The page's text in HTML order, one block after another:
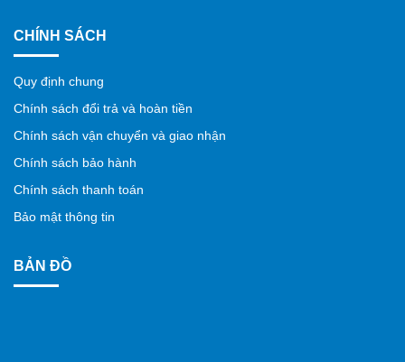
CHÍNH SÁCH
Quy định chung
Chính sách đổi trả và hoàn tiền
Chính sách vận chuyển và giao nhận
Chính sách bảo hành
Chính sách thanh toán
Bảo mật thông tin
BẢN ĐỒ